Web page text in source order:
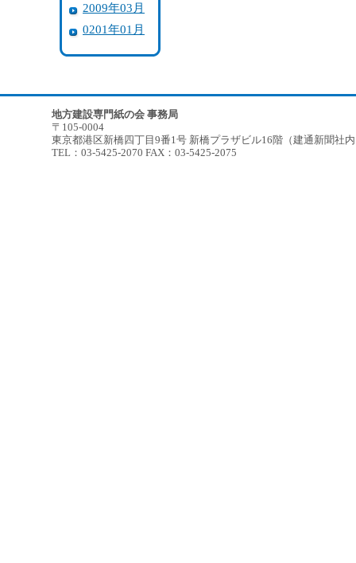
2009年03月
0201年01月
地方建設専門紙の会 事務局
〒105-0004
東京都港区新橋四丁目9番1号 新橋プラザビル16階（建通新聞社
TEL：03-5425-2070 FAX：03-5425-2075